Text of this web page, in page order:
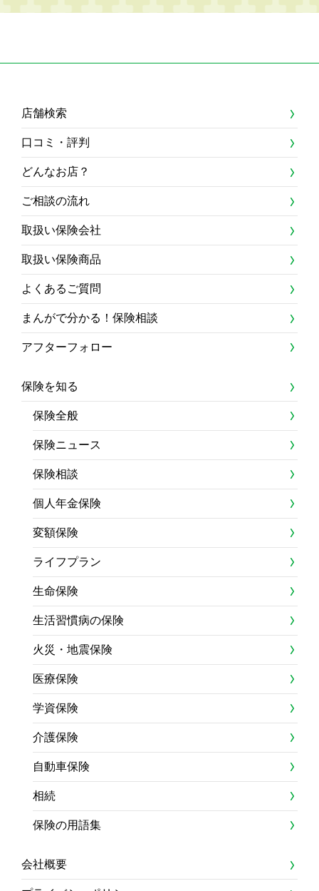
店舗検索
口コミ・評判
どんなお店？
ご相談の流れ
取扱い保険会社
取扱い保険商品
よくあるご質問
まんがで分かる！保険相談
アフターフォロー
保険を知る
保険全般
保険ニュース
保険相談
個人年金保険
変額保険
ライフプラン
生命保険
生活習慣病の保険
火災・地震保険
医療保険
学資保険
介護保険
自動車保険
相続
保険の用語集
会社概要